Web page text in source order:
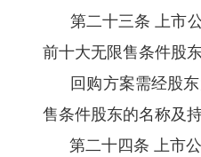
第二十三条 上市公
前十大无限售条件股
回购方案需经股东
售条件股东的名称及
第二十四条 上市